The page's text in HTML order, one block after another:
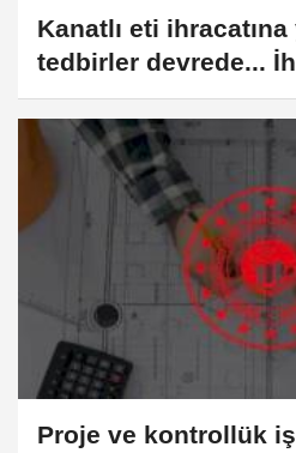
Kanatlı eti
tedbirler devrede...
sınırlandırıldı
Proje ve kontrollük